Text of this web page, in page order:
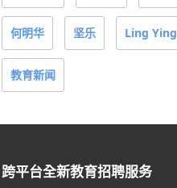
何明华 坚乐 Ling Ying
教育新闻
跨平台全新教育招聘服务